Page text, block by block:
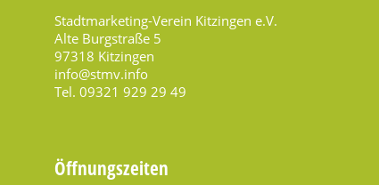
Stadtmarketing-Verein Kitzingen e.V.
Alte Burgstraße 5
97318 Kitzingen
info@stmv.info
Tel. 09321 929 29 49
Öffnungszeiten